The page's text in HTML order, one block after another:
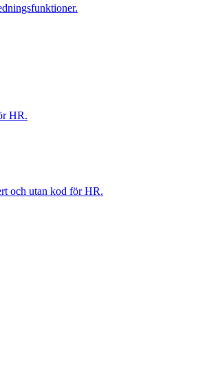
HR.
och utan kod för HR.